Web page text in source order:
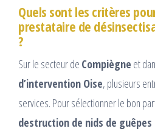
Quels sont les critères
prestataire de
?
Sur le secteur de Compiègne et
d’intervention Oise, plusieurs
services. Pour sélectionner le bon
destruction de nids de